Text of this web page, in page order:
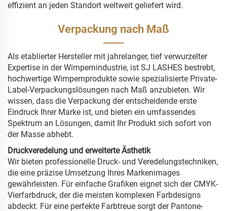
effizient an jeden Standort weltweit geliefert wird.
Verpackung nach Maß
Als etablierter Hersteller mit jahrelanger, tief verwurzelter
Expertise in der Wimpernindustrie, ist SJ LASHES bestrebt,
hochwertige Wimpernprodukte sowie spezialisierte Private-
Label-Verpackungslösungen nach Maß anzubieten. Wir
wissen, dass die Verpackung der entscheidende erste
Eindruck Ihrer Marke ist, und bieten ein umfassendes
Spektrum an Lösungen, damit Ihr Produkt sich sofort von
der Masse abhebt.
Druckveredelung und erweiterte Ästhetik
Wir bieten professionelle Druck- und Veredelungstechniken,
die eine präzise Umsetzung Ihres Markenimages
gewährleisten. Für einfache Grafiken eignet sich der CMYK-
Vierfarbdruck, der die meisten komplexen Farbdesigns
abdeckt. Für eine perfekte Farbtreue sorgt der Pantone-